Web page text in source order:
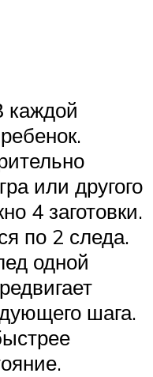
каждой
или другого
4 заготовки.
по 2 следа.
одной
шага.